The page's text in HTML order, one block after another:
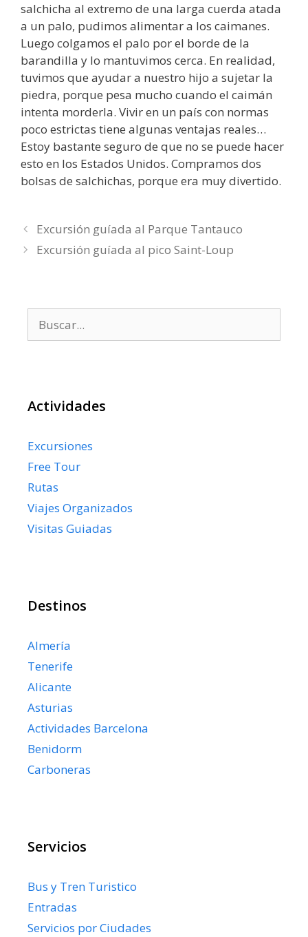
salchicha al extremo de una larga cuerda atada
a un palo, pudimos alimentar a los caimanes.
Luego colgamos el palo por el borde de la
barandilla y lo mantuvimos cerca. En realidad,
tuvimos que ayudar a nuestro hijo a sujetar la
piedra, porque pesa mucho cuando el caimán
intenta morderla. Vivir en un país con normas
poco estrictas tiene algunas ventajas reales…
Estoy bastante seguro de que no se puede hacer
esto en los Estados Unidos. Compramos dos
bolsas de salchichas, porque era muy divertido.
Excursión guíada al Parque Tantauco
Excursión guíada al pico Saint-Loup
Actividades
Excursiones
Free Tour
Rutas
Viajes Organizados
Visitas Guiadas
Destinos
Almería
Tenerife
Alicante
Asturias
Actividades Barcelona
Benidorm
Carboneras
Servicios
Bus y Tren Turistico
Entradas
Servicios por Ciudades